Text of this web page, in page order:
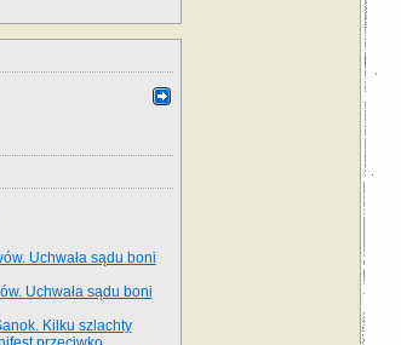
Uchwała sądu boni
Uchwała sądu boni
Kilku szlachty